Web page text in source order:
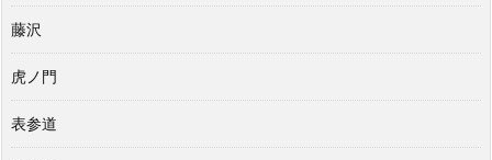
藤沢
虎ノ門
表参道